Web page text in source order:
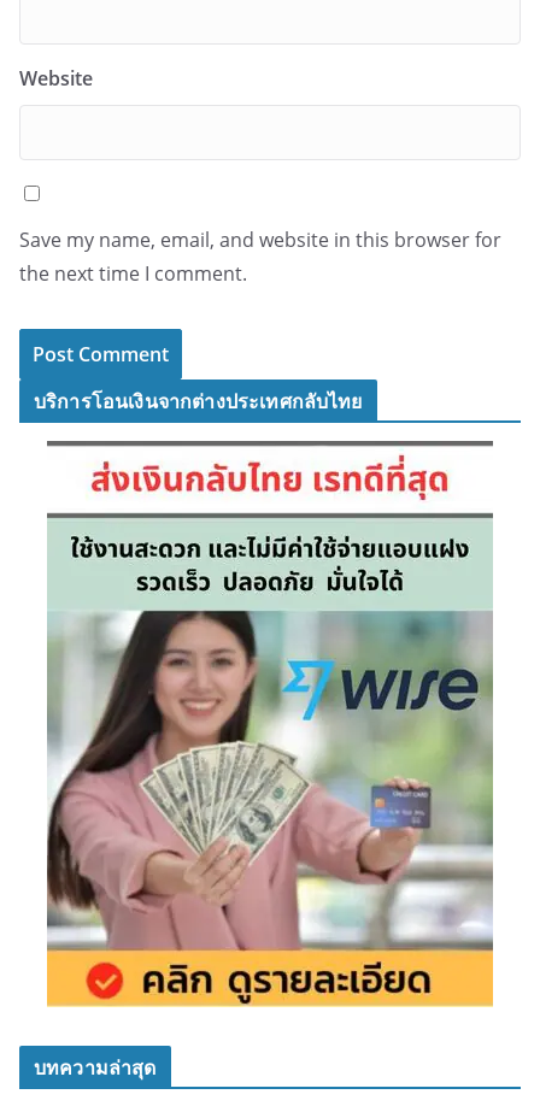
Website
Save my name, email, and website in this browser for
the next time I comment.
บริการโอนเงินจากต่างประเทศกลับไทย
บทความล่าสุด